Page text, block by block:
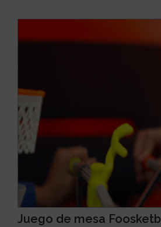
Juego de mesa